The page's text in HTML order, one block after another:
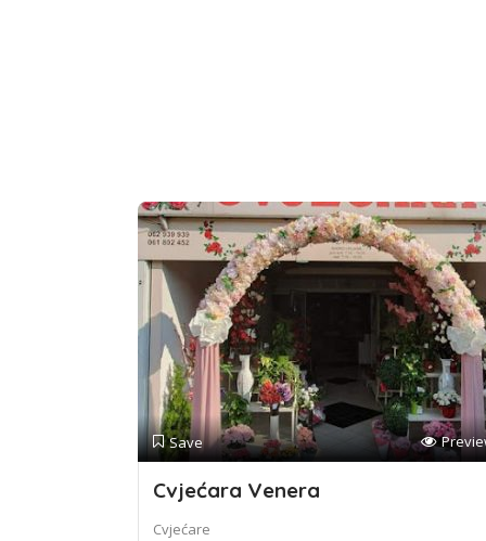
Save
Cvjećara Venera
Cvjećare